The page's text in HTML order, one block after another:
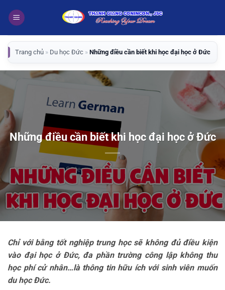
qua
dung
Trang chủ » Du học Đức » Những điều cần biết khi học đại học ở Đức
Những điều cần biết khi học đại học ở Đức
Chỉ với bằng tốt nghiệp trung học sẽ không đủ điều kiện
vào đại học ở Đức, đa phần trường công lập không thu
học phí cử nhân…là thông tin hữu ích với sinh viên muốn
du học Đức.